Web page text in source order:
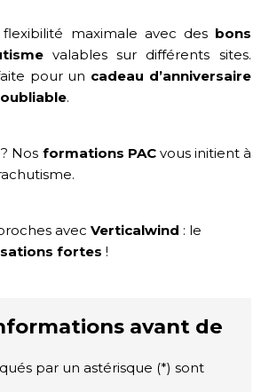
maximale avec des bons
valables sur différents sites.
pour un cadeau d’anniversaire
.
Nos formations PACvous initient à
avecVerticalwind : le
fortes !
avant de
par un astérisque (*) sont